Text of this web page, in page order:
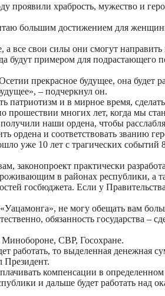
проявили храбрость, мужество и
большим достижением для
все свои силы они смогут
будут примером для подрастающего
прекрасное будущее, она будет
– подчеркнул он.
и в мирное время,
многих лет, когда мы
наши ордена, чтобы
и соответствовать званию
уже 10 лет с трагических событий
законопроект практически
в районах республики, а
госбюджета. Если у
не могу обещать вам
обязанность государства –
Минобороне, СВР, Госохране.
работать, то выделенная денежная
Президент.
компенсации в
и дальше будет работать над